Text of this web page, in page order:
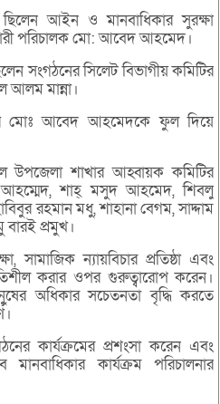
ছিলেন আইন ও মানবাধিকার সুরক্ষা
পরিচালক মো: আবেদ আহমেদ।
সংগঠনের সিলেট বিভাগীয় কমিটির
আলম মান্না।
মোঃ আবেদ আহমেদকে ফুল দিয়ে
উপজেলা শাখার আহ্বায়ক কমিটির
শাহ্ মসুদ আহমেদ, শিবলু
রহমান মধু, শাহানা বেগম, সাদ্দাম
বারই প্রমুখ।
সামাজিক ন্যায়বিচার প্রতিষ্ঠা এবং
করার ওপর গুরুত্বারোপ করেন।
অধিকার সচেতনতা বৃদ্ধি করতে
কার্যক্রমের প্রশংসা করেন এবং
কার্যক্রম পরিচালনার